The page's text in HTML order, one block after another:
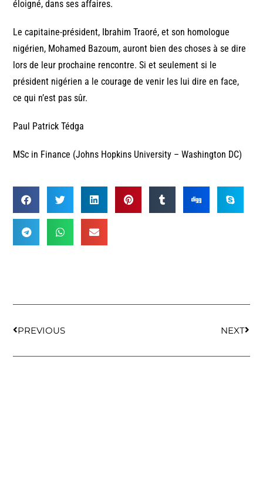
éloigné, dans ses affaires.
Le capitaine-président, Ibrahim Traoré, et son homologue
nigérien, Mohamed Bazoum, auront bien des choses à se dire
lors de leur prochaine rencontre. Si et seulement si le
président nigérien a le courage de venir les lui dire en face,
ce qui n’est pas sûr.
Paul Patrick Tédga
MSc in Finance (Johns Hopkins University – Washington DC)
PREVIOUS NEXT